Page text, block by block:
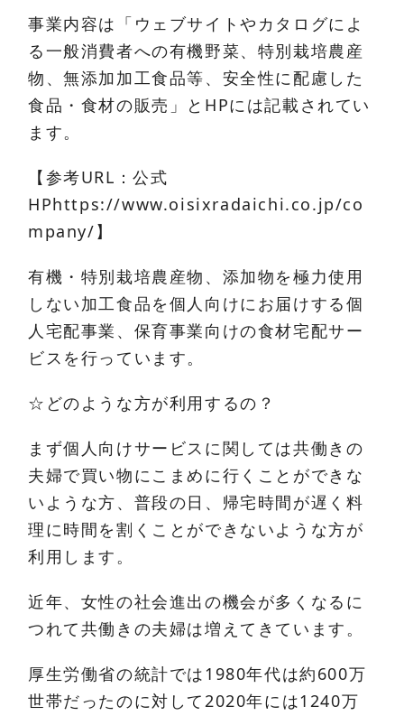
事業内容は「ウェブサイトやカタログによ
る一般消費者への有機野菜、特別栽培農産
物、無添加加工食品等、安全性に配慮した
食品・食材の販売」とHPには記載されてい
ます。
【参考URL：公式
HPhttps://www.oisixradaichi.co.jp/co
mpany/】
有機・特別栽培農産物、添加物を極力使用
しない加工食品を個人向けにお届けする個
人宅配事業、保育事業向けの食材宅配サー
ビスを行っています。
☆どのような方が利用するの？
まず個人向けサービスに関しては共働きの
夫婦で買い物にこまめに行くことができな
いような方、普段の日、帰宅時間が遅く料
理に時間を割くことができないような方が
利用します。
近年、女性の社会進出の機会が多くなるに
つれて共働きの夫婦は増えてきています。
厚生労働省の統計では1980年代は約600万
世帯だったのに対して2020年には1240万